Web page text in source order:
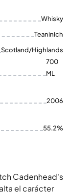
Whisky
Teaninich
Scotland/Highlands
700
ML
2006
55.2%
Cadenhead's
el carácter